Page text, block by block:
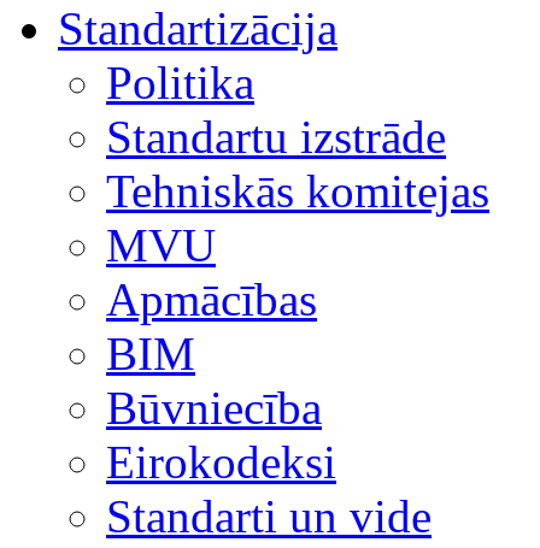
Standartizācija
Politika
Standartu izstrāde
Tehniskās komitejas
MVU
Apmācības
BIM
Būvniecība
Eirokodeksi
Standarti un vide